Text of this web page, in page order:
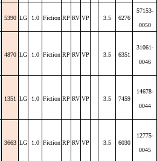
5390 LG 1.0 Fiction RP RV VP 3.5 6276
57153-
0050
4870 LG 1.0 Fiction RP RV VP 3.5 6351
31061-
0046
1351 LG 1.0 Fiction RP RV VP 3.5 7459
14678-
0044
3663 LG 1.0 Fiction RP RV VP 3.5 6030
12775-
0045